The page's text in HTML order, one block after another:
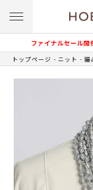
ファイナルセール
トップページ ニット 編